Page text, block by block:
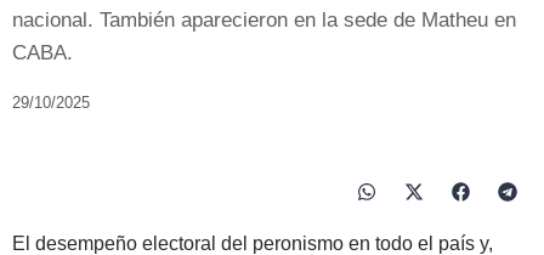
nacional. También aparecieron en la sede de Matheu en
CABA.
29/10/2025
El desempeño electoral del peronismo en todo el país y,